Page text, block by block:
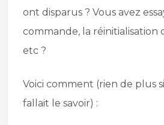
ont disparus ? Vous avez
commande, la réinitialisation
etc ?
Voici comment (rien de plus
fallait le savoir) :